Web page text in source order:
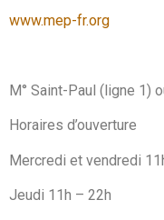
www.mep-fr.org
M° Saint-Paul (ligne 1)
Horaires d’ouverture
Mercredi et vendredi
Jeudi 11h – 22h